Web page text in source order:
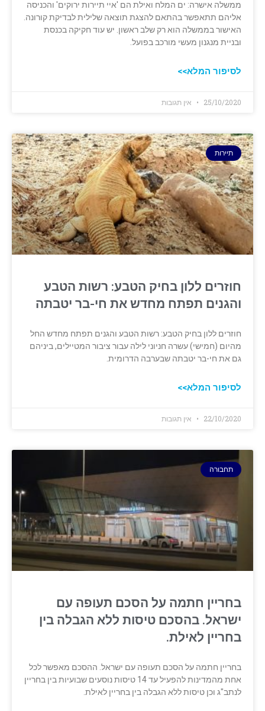
ממשלה אישרה: ים המלח ואילת הם 'איי תיירות ירוקים' והכניסה
אליהם תתאפשר בהתאם להצגת תוצאה שלילית לבדיקת קורונה.
האישור בממשלה הוא רק שלב ראשון. יש עוד חקיקה בכנסת
ובניית מנגנון מעשי מורכב בפועל.
לסיפור המלא>>
25/10/2020 אין תגובות
תיירות
חוזרים ללון בחיק הטבע: רשות הטבע
והגנים תפתח מחדש את חי-בר יטבתה
חוזרים ללון בחיק הטבע: רשות הטבע והגנים תפתח מחדש החל
מהיום (חמישי) עשרה חניוני לילה עבור ציבור המטיילים, ביניהם
גם את חי-בר יטבתה שבערבה הדרומית.
לסיפור המלא>>
22/10/2020 אין תגובות
תחבורה
בחריין חתמה על הסכם תעופה עם
ישראל. בהסכם טיסות ללא הגבלה בין
בחריין לאילת.
בחריין חתמה על הסכם תעופה עם ישראל. ההסכם מאפשר לכל
אחת מהמדינות להפעיל עד 14 טיסות נוסעים שבועיות בין בחריין
לנתב"ג וכן טיסות ללא הגבלה בין בחריין לאילת.